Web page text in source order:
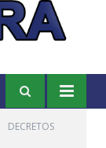
DECRETOS